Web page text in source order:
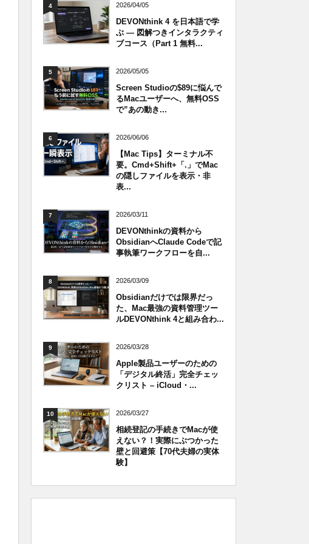
4 2026/04/05
DEVONthink 4 を日本語で学
ぶ — 図解つきインタラクティ
ブコース（Part 1 無料...
5 2026/05/05
Screen Studioの$89に悩んで
るMacユーザーへ、無料OSS
で”あの動き...
6 2026/06/06
【Mac Tips】ターミナル不
要。Cmd+Shift+「.」でMac
の隠しファイルを表示・非
表...
7 2026/03/11
DEVONthinkの資料から
ObsidianへClaude Codeで記
事執筆ワークフローを自...
8 2026/03/09
Obsidianだけでは限界だっ
た、Mac最強の資料管理ツー
ルDEVONthink 4と組み合わ...
9 2026/03/28
Apple製品ユーザーのための
「デジタル終活」完全チェッ
クリスト – iCloud・...
10 2026/03/27
相続登記の手続きでMacが使
えない？！実際にぶつかった
壁と回避策【70代夫婦の実体
験】